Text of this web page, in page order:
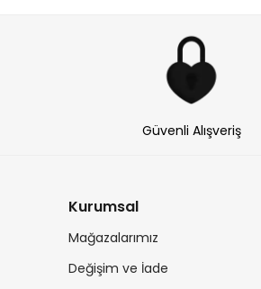
Güvenli Alışveriş
Kurumsal
Mağazalarımız
Değişim ve İade